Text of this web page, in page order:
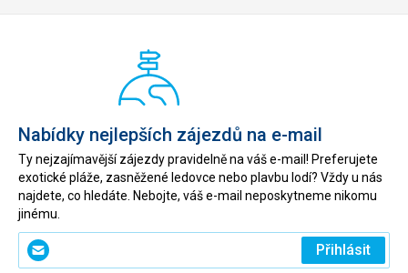
Nabídky nejlepších zájezdů na e-mail
Ty nejzajímavější zájezdy pravidelně na váš e-mail! Preferujete
exotické pláže, zasněžené ledovce nebo plavbu lodí? Vždy u nás
najdete, co hledáte. Nebojte, váš e-mail neposkytneme nikomu
jinému.
Zadejte
svůj
Přihlásit